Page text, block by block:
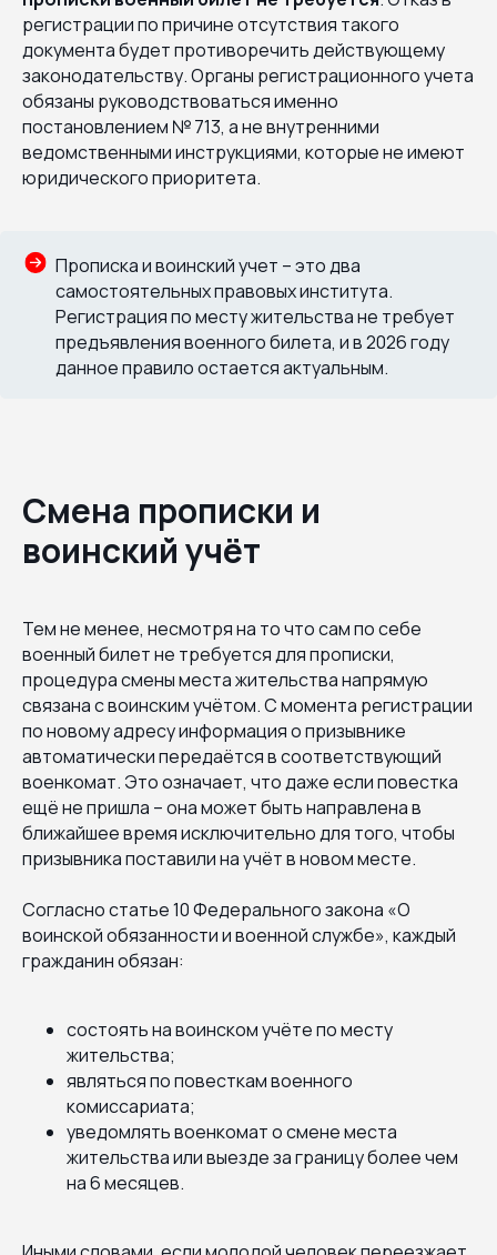
регистрации по причине отсутствия такого
документа будет противоречить действующему
законодательству. Органы регистрационного учета
обязаны руководствоваться именно
постановлением № 713, а не внутренними
ведомственными инструкциями, которые не имеют
юридического приоритета.
Прописка и воинский учет – это два
самостоятельных правовых института.
Регистрация по месту жительства не требует
предъявления военного билета, и в 2026 году
данное правило остается актуальным.
Смена прописки и
воинский учёт
Тем не менее, несмотря на то что сам по себе
военный билет не требуется для прописки,
процедура смены места жительства напрямую
связана с воинским учётом. С момента регистрации
по новому адресу информация о призывнике
автоматически передаётся в соответствующий
военкомат. Это означает, что даже если повестка
ещё не пришла – она может быть направлена в
ближайшее время исключительно для того, чтобы
призывника поставили на учёт в новом месте.
Согласно статье 10 Федерального закона «О
воинской обязанности и военной службе», каждый
гражданин обязан:
состоять на воинском учёте по месту
жительства;
являться по повесткам военного
комиссариата;
уведомлять военкомат о смене места
жительства или выезде за границу более чем
на 6 месяцев.